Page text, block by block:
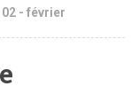
02 - février